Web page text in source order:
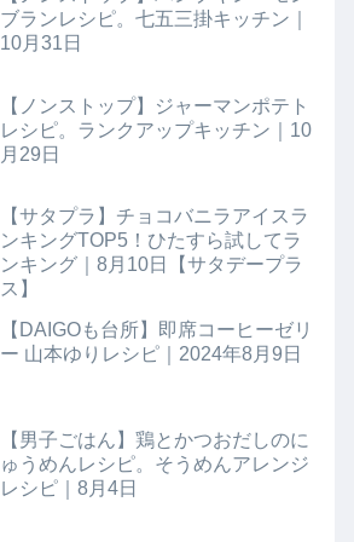
ブランレシピ。七五三掛キッチン｜
10月31日
【ノンストップ】ジャーマンポテト
レシピ。ランクアップキッチン｜10
月29日
【サタプラ】チョコバニラアイスラ
ンキングTOP5！ひたすら試してラ
ンキング｜8月10日【サタデープラ
ス】
【DAIGOも台所】即席コーヒーゼリ
ー 山本ゆりレシピ｜2024年8月9日
【男子ごはん】鶏とかつおだしのに
ゅうめんレシピ。そうめんアレンジ
レシピ｜8月4日